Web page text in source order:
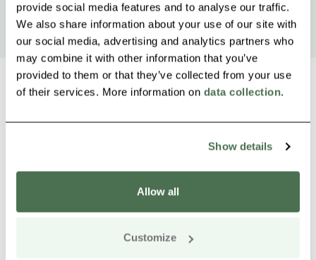
provide social media features and to analyse our traffic.
We also share information about your use of our site with
our social media, advertising and analytics partners who
may combine it with other information that you’ve
provided to them or that they’ve collected from your use
of their services. More information on data collection.
Show details
Allow all
Customize